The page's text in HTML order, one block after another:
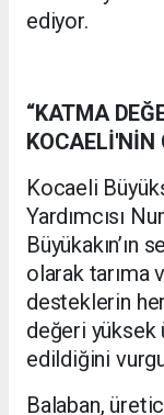
ediyor.
“KATMA
KOCAELİ'NİN
Kocaeli
Yardımcısı
Büyükakın’ın
olarak tarıma
desteklerin her
değeri
edildiğini
Balaban,